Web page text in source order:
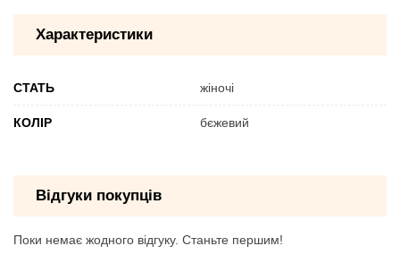
Характеристики
СТАТЬ жіночі
КОЛІР бєжевий
Відгуки покупців
Поки немає жодного відгуку. Станьте першим!